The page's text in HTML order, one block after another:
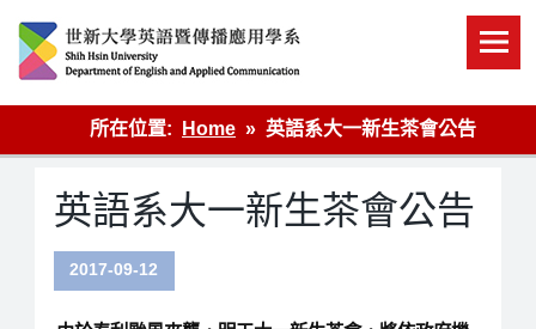
content
英語傳播
所在位置:
Home 英語系大一新生茶會公告
英語系大一新生茶會公告
2017-09-12